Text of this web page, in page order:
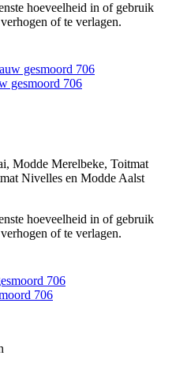
hoeveelheid in of gebruik
of te verlagen.
gesmoord 706
, Modde Merelbeke, Toitmat
Nivelles en Modde Aalst
hoeveelheid in of gebruik
of te verlagen.
706